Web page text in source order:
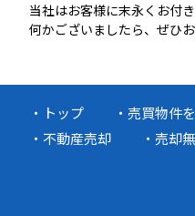
当社はお客様に末永くお付
何かございましたら、ぜひ
トップ 売買物件
不動産売却
売却